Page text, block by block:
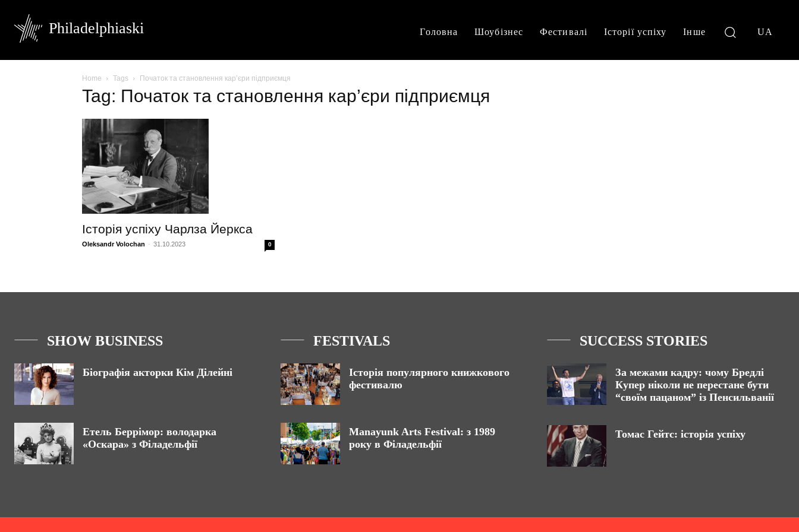
Philadelphiaski Головна Шоубізнес Фестивалі Історії успіху Інше UA
Home Tags Початок та становлення кар’єри підприємця
Tag: Початок та становлення кар’єри підприємця
Історія успіху Чарлза Йеркса
Oleksandr Volochan - 31.10.2023 0
SHOW BUSINESS
Біографія акторки Кім Ділейні
Етель Беррімор: володарка
«Оскара» з Філадельфії
FESTIVALS
Історія популярного книжкового
фестивалю
Manayunk Arts Festival: з 1989
року в Філадельфії
SUCCESS STORIES
За межами кадру: чому Бредлі
Купер ніколи не перестане бути
“своїм пацаном” із Пенсильванії
Томас Гейтс: історія успіху